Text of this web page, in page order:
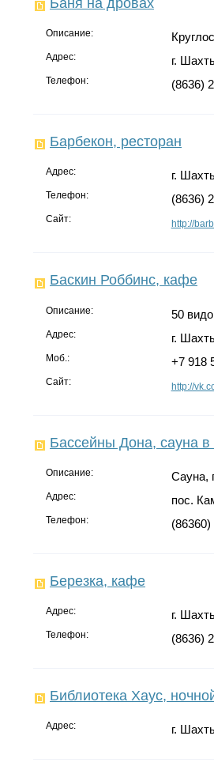
Описание:
Адрес: г.
Телефон: (8636)
Барбекон, ресторан
Адрес: г.
Телефон: (8636)
Сайт: http://
Баскин Роббинс, кафе
Описание: 50
Адрес: г.
Моб.: +7 918
Сайт: http://
Бассейны Дона, сауна в
Описание: Сауна,
Адрес: пос.
Телефон: (86360)
Березка, кафе
Адрес: г.
Телефон: (8636)
Библиотека Хаус,
Адрес: г.